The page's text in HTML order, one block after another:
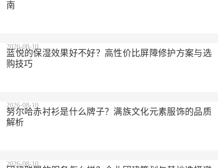
南
蓝悦的保湿效果好不好？高性价比屏障修护方案与选
购技巧
2026-08-10
努尔哈赤衬衫是什么牌子？满族文化元素服饰的品质
解析
2026-08-10
2026-08-10